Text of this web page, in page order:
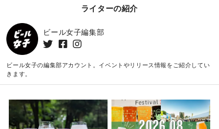
ライターの紹介
ビール女子編集部
ビール女子の編集部アカウント。イベントやリリース情報をご紹介してい
きます。